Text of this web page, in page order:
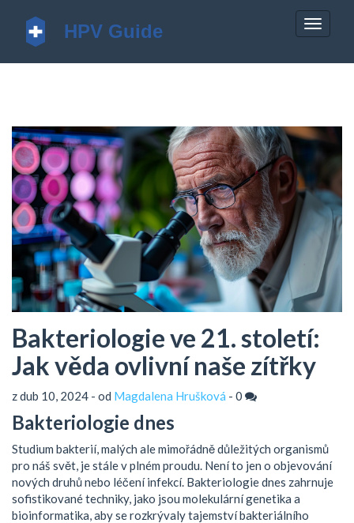
Bakteriologie ve 21. století:
Jak věda ovlivní naše zítřky
z dub 10, 2024 - od Magdalena Hrušková - 0
Bakteriologie dnes
Studium bakterií, malých ale mimořádně důležitých organismů
pro náš svět, je stále v plném proudu. Není to jen o objevování
nových druhů nebo léčení infekcí. Bakteriologie dnes zahrnuje
sofistikované techniky, jako jsou molekulární genetika a
bioinformatika, aby se rozkrývaly tajemství bakteriálního